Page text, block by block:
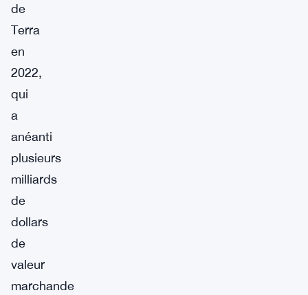
de
Terra
en
2022,
qui
a
anéanti
plusieurs
milliards
de
dollars
de
valeur
marchande